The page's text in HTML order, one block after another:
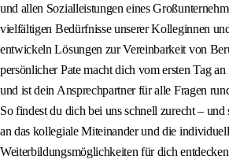
und allen Sozialleistungen eines
vielfältigen Bedürfnisse unserer Kolleginnen
entwickeln Lösungen zur Vereinbarkeit von
persönlicher Pate macht dich vom ersten Tag
und ist dein Ansprechpartner für alle Fragen
So findest du dich bei uns schnell zurecht –
an das kollegiale Miteinander und die
Weiterbildungsmöglichkeiten für dich